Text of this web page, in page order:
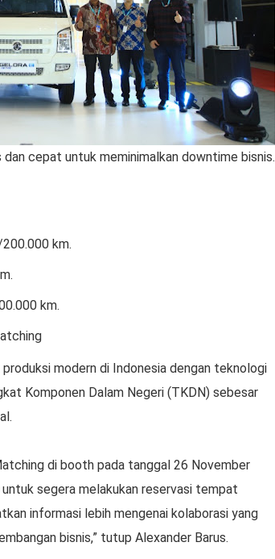
dan cepat untuk meminimalkan downtime bisnis.
km.
km.
modern di Indonesia dengan teknologi
Komponen Dalam Negeri (TKDN) sebesar
di booth pada tanggal 26 November
segera melakukan reservasi tempat
informasi lebih mengenai kolaborasi yang
bisnis,” tutup Alexander Barus.